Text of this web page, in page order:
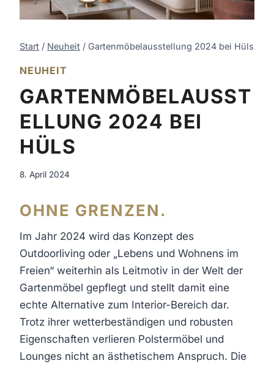
Start / Neuheit / Gartenmöbelausstellung 2024 bei Hüls
NEUHEIT
GARTENMÖBELAUSST
ELLUNG 2024 BEI
HÜLS
8. April 2024
OHNE GRENZEN.
Im Jahr 2024 wird das Konzept des
Outdoorliving oder „Lebens und Wohnens im
Freien“ weiterhin als Leitmotiv in der Welt der
Gartenmöbel gepflegt und stellt damit eine
echte Alternative zum Interior-Bereich dar.
Trotz ihrer wetterbeständigen und robusten
Eigenschaften verlieren Polstermöbel und
Lounges nicht an ästhetischem Anspruch. Die